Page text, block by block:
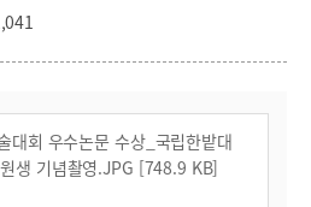
대회 우수논문 수상_국립한밭대
생 기념촬영.JPG [748.9 KB]